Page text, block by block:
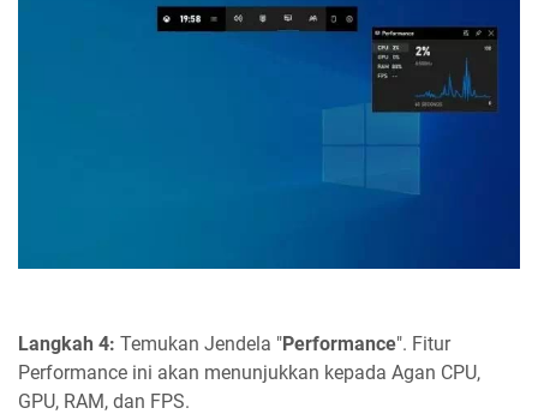
Langkah 4: Temukan Jendela "Performance". Fitur
Performance ini akan menunjukkan kepada Agan CPU,
GPU, RAM, dan FPS.